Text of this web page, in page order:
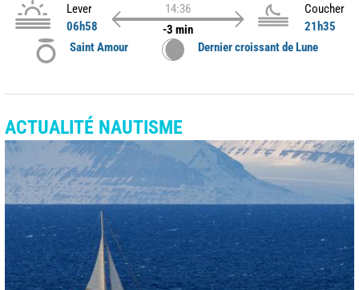
Lever
06h58
14:36
-3 min
Coucher
21h35
Saint Amour
Dernier croissant de Lune
ACTUALITÉ NAUTISME